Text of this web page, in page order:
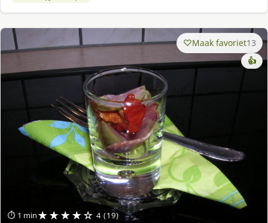
⏱ 1 min★★★★☆ 4 (19)
Maak favoriet13
👍